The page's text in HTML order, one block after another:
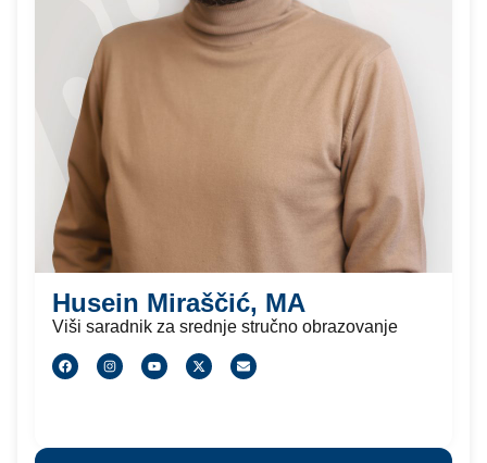
Husein Miraščić, MA
Viši saradnik za srednje stručno obrazovanje